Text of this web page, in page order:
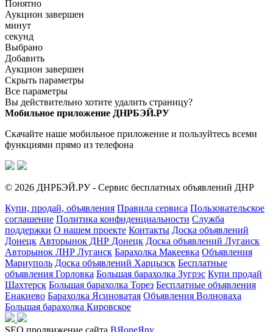
Понятно
Аукцион завершен
минут
секунд
Выбрано
Добавить
Аукцион завершен
Скрыть параметры
Все параметры
Вы действительно хотите удалить страницу?
Мобильное приложение ДНРБЭЙ.РУ
Скачайте наше мобильное приложение и пользуйтесь всеми
функциями прямо из телефона
© 2026 ДНРБЭЙ.РУ - Сервис бесплатных объявлений ДНР
Купи, продай, объявления Правила сервиса Пользовательское
соглашение Политика конфиденциальности Служба
поддержки О нашем проекте Контакты Доска объявлений
Донецк Авторынок ДНР Донецк Доска объявлений Луганск
Авторынок ЛНР Луганск Барахолка Макеевка Объявления
Мариуполь Доска объявлений Харцызск Бесплатные
объявления Горловка Большая барахолка Зугрэс Купи продай
Шахтерск Большая барахолка Торез Бесплатные объявления
Енакиево Барахолка Ясиноватая Объявления Волноваха
Большая барахолка Кировское
SEO продвижение сайта BЯoneЯny